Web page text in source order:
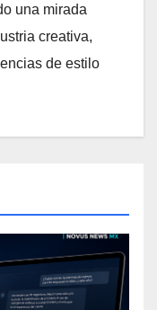
una mirada
creativa,
de estilo